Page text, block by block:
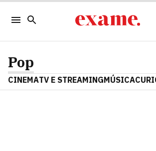
Pop
CINEMATV E STREAMINGMÚSICA